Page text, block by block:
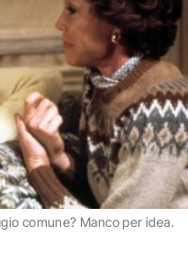
comune? Manco per idea.